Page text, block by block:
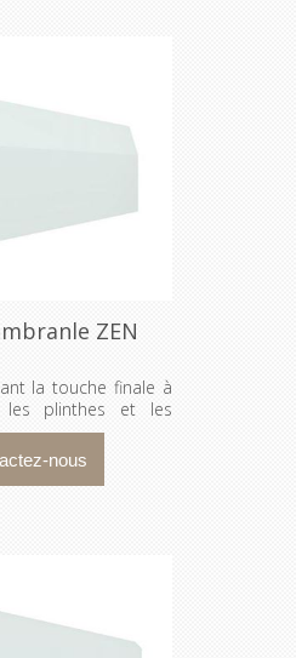
ZEN
la touche finale à
les plinthes et les
les espaces
et l’encadrement
fenêtre.